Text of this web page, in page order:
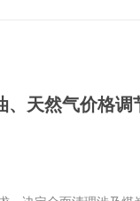
天然气价格调